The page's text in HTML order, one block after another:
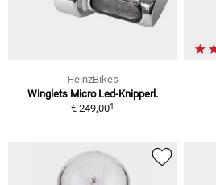
HeinzBikes
Winglets Micro Led-Knipperl.
€ 249,001